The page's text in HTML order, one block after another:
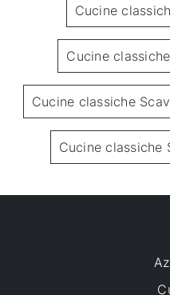
Cucine
Cucine
Cucine classiche
Cucine classiche